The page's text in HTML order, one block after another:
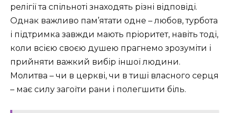
релігії та спільноті знаходять різні відповіді.
Однак важливо пам’ятати одне – любов, турбота
і підтримка завжди мають пріоритет, навіть тоді,
коли всією своєю душею прагнемо зрозуміти і
прийняти важкий вибір іншої людини.
Молитва – чи в церкві, чи в тиші власного серця
– має силу загоїти рани і полегшити біль.